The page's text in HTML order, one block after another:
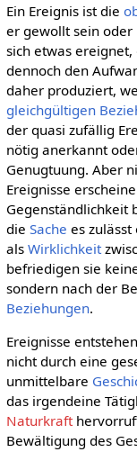
Ein Ereignis ist die
er gewollt sein oder
sich etwas
dennoch den
daher produziert,
gleichgültigen
der quasi zufällig
nötig anerkannt
Genugtuung. Aber
Ereignisse
Gegenständlichkeit
die Sache es
als Wirklichkeit
befriedigen sie
sondern nach der
Beziehungen.
Ereignisse
nicht durch eine
unmittelbare
das irgendeine
Naturkraft
Bewältigung des